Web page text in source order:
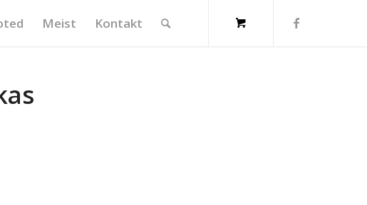
Meist Kontakt